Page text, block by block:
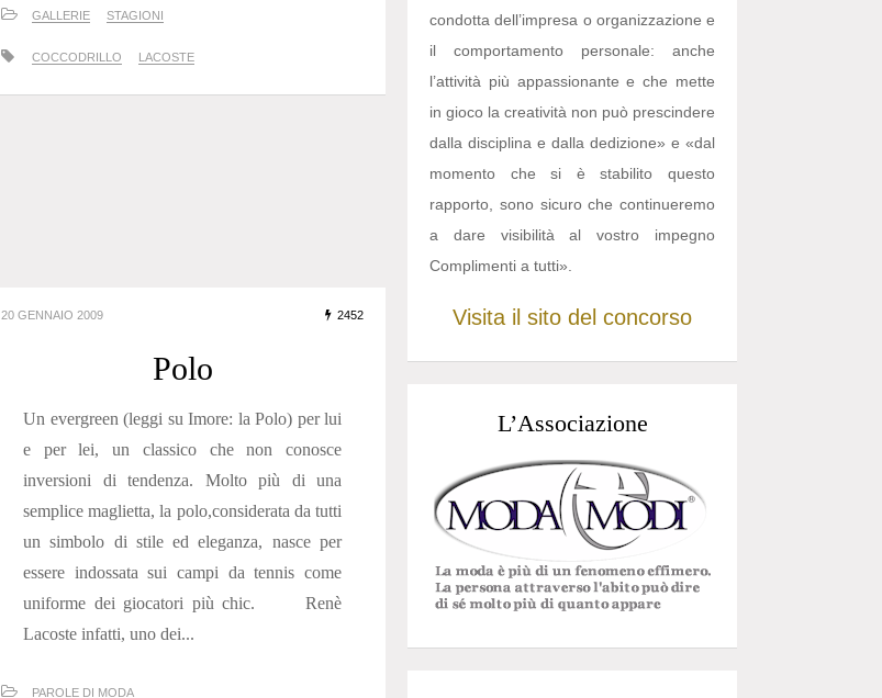
GALLERIE STAGIONI
COCCODRILLO LACOSTE
20 GENNAIO 2009 2452
Polo
Un evergreen (leggi su Imore: la Polo) per lui
e per lei, un classico che non conosce
inversioni di tendenza. Molto più di una
semplice maglietta, la polo,considerata da tutti
un simbolo di stile ed eleganza, nasce per
essere indossata sui campi da tennis come
uniforme dei giocatori più chic. Renè
Lacoste infatti, uno dei...
PAROLE DI MODA
condotta dell’impresa o organizzazione e
il comportamento personale: anche
l’attività più appassionante e che mette
in gioco la creatività non può prescindere
dalla disciplina e dalla dedizione» e «dal
momento che si è stabilito questo
rapporto, sono sicuro che continueremo
a dare visibilità al vostro impegno
Complimenti a tutti».
Visita il sito del concorso
L’Associazione